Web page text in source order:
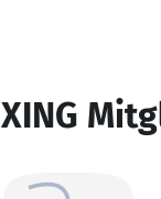
XING